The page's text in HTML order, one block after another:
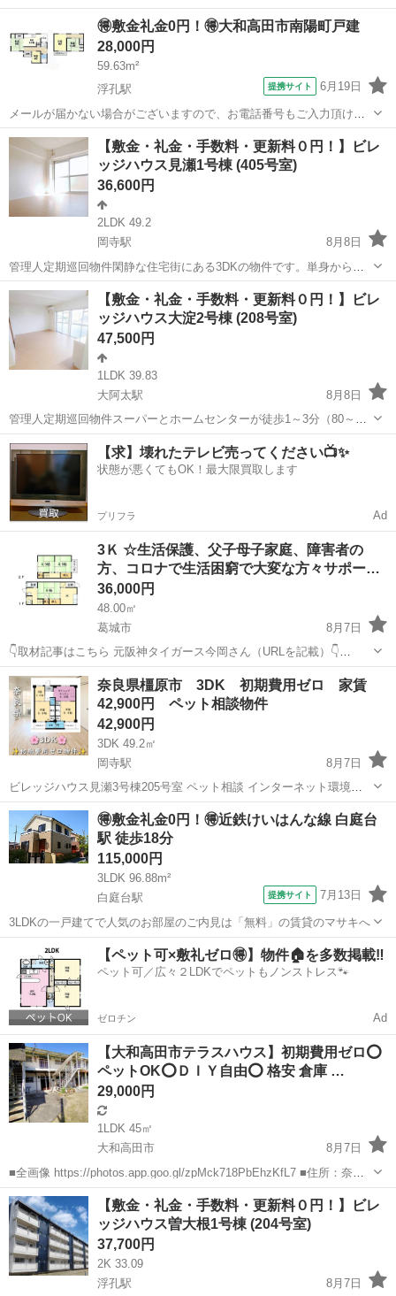
🉐敷金礼金0円！🉐大和高田市南陽町戸建
28,000円
59.63m²
浮孔駅
提携サイト 6月19日
メールが届かない場合がございますので、お電話番号もご入力頂けま
すとご案内がスムーズです。
奈良 大和高田市 浮孔駅 一戸建て
【敷金・礼金・手数料・更新料０円！】ビレ
ッジハウス見瀬1号棟 (405号室)
36,600円
2LDK 49.2
岡寺駅
8月8日
管理人定期巡回物件閑静な住宅街にある3DKの物件です。単身からフ
ァミリーまで幅広いお客様の生活を可能にしております。ペット飼育
についてもご相談いただけます。新規入居限定！最大3万円引越サポー
トあり！敷金・礼金・更新料・鍵交換...
奈良 橿原市 岡寺駅 アパート
【敷金・礼金・手数料・更新料０円！】ビレ
ッジハウス大淀2号棟 (208号室)
47,500円
1LDK 39.83
大阿太駅
8月8日
管理人定期巡回物件スーパーとホームセンターが徒歩1～3分（80～
180m）で、日常の買い物に便利な立地です。ペット飼育についてもご
相談いただけます。新規入居限定！フリーレント1ヶ月あり！敷金・礼
金・更新料・鍵交換代0円！ ※...
奈良 吉野郡 大阿太駅 アパート 物件
【求】壊れたテレビ売ってください📺✨
状態が悪くてもOK！最大限買取します
プリフラ Ad
3Ｋ ☆生活保護、父子母子家庭、障害者の
方、コロナで生活困窮で大変な方々サポー…
36,000円
48.00㎡
葛城市
8月7日
👇取材記事はこちら 元阪神タイガース今岡さん（URLを記載）👇
https://www.business-plus.net/interview/2605/b00170.html 【メディア
掲載実績】 メジャ...
奈良 葛城市 その他 物件
奈良県橿原市 3DK 初期費用ゼロ 家賃
42,900円 ペット相談物件
42,900円
3DK 49.2㎡
岡寺駅
8月7日
ビレッジハウス見瀬3号棟205号室 ペット相談 インターネット環境有
り 給湯 給湯OP設置不可（ガス） 洗濯機置き場室内 温水洗浄便座 瞬
間湯沸器 ガスコンロ エアコン エアコン２基 独立洗面台 ...
奈良 橿原市 岡寺駅 マンション
🉐敷金礼金0円！🉐近鉄けいはんな線 白庭台
駅 徒歩18分
115,000円
3LDK 96.88m²
白庭台駅
提携サイト 7月13日
3LDKの一戸建てで人気のお部屋のご内見は「無料」の賃貸のマサキへ
白庭台駅 一戸建て
【ペット可×敷礼ゼロ🉐】物件🏠を多数掲載‼️
ペット可／広々２LDKでペットもノンストレス🐾
ゼロチン Ad
【大和高田市テラスハウス】初期費用ゼロ⭕
ペットOK⭕ＤＩＹ自由⭕ 格安 倉庫 …
29,000円
1LDK 45㎡
大和高田市
8月7日
■全画像 https://photos.app.goo.gl/zpMck718PbEhzKfL7 ■住所：奈良
県大和高田市市場１９６−２ 岡本住宅５号室
https://goo.gl/maps/i4TnjQFDY...
奈良 大和高田市 アパート 物件
【敷金・礼金・手数料・更新料０円！】ビレ
ッジハウス曽大根1号棟 (204号室)
37,700円
2K 33.09
浮孔駅
8月7日